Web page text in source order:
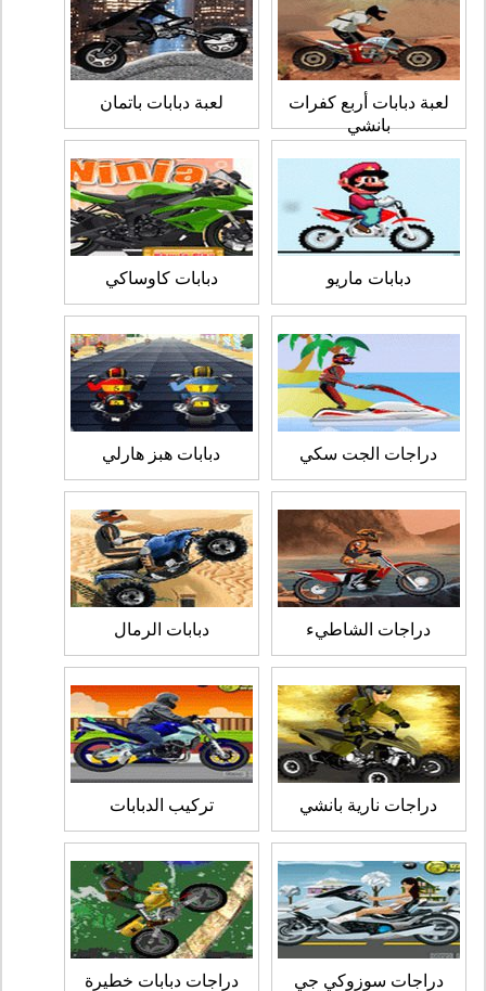
لعبة دبابات أربع كفرات
بانشي
لعبة دبابات باتمان
دبابات ماريو دبابات كاوساكي
دراجات الجت سكي دبابات هبز هارلي
دراجات الشاطيء دبابات الرمال
دراجات نارية بانشي تركيب الدبابات
دراجات سوزوكي جي
دراجات دبابات خطيرة